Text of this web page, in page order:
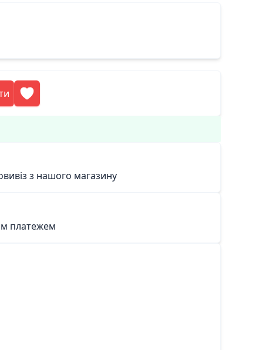
з нашого магазину
платежем